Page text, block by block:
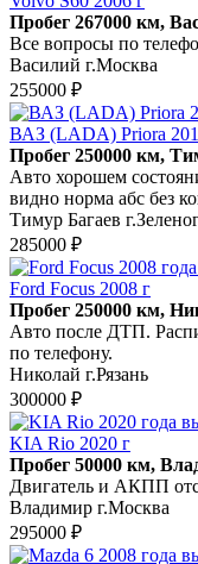
Пробег 267000 км,
Все вопросы по
Василий г.Москва
255000 ₽
ВАЗ (LADA) Priora
Пробег 250000 км,
Авто хорошем
видно норма абс без
Тимур Багаев
285000 ₽
Ford Focus 2008 г
Пробег 250000 км,
Авто после ДТП.
по телефону.
Николай г.Рязань
300000 ₽
KIA Rio 2020 г
Пробег 50000 км,
Двигатель и АКПП
Владимир г.Москва
295000 ₽